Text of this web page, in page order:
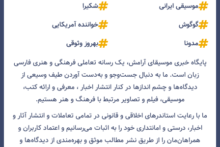
موسیقی ایرانی
شکیرا
گوگوش
خواننده آمریکایی
مدونا
بهروز وثوقی
پایگاه خبری موسیقای آرامش، یک رسانه تعاملی فرهنگی و هنری فارسی
زبان است. ما به دنبال جست‌و‌جو و به‌دست آوردن طیف وسیعی از
دیدگاه‌ها و چشم انداز‌ها در کنار انتشار اخبار ، معرفی و ارائه کتب،
موسیقی، فیلم و تصاویر مرتبط با فرهنگ و هنر هستیم.
ما با رعایت استاندرهای اخلاقی و قانونی در تمامی تعاملات و انتشار آثار و
اخبار، درستی و امانتداری خود را به اثبات می‌رسانیم و اعتماد کاربران و
همراهان‌مان را از طریق نشر مطالب موثق و بهره‌مندی از دیدگاه‌ها و